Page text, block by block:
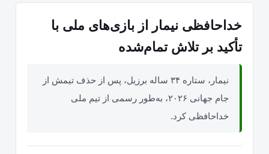
خداحافظی نیمار از بازی‌های ملی با
تأکید بر تلاش تمام‌شده
نیمار، ستاره ۳۴ ساله برزیل، پس از حذف تیمش از
جام جهانی ۲۰۲۶، به‌طور رسمی از تیم ملی
خداحافظی کرد.